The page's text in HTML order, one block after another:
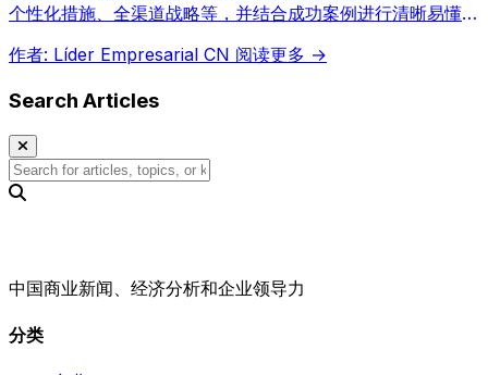
个性化措施、全渠道战略等，并结合成功案例进行清晰易懂的
作者: Líder Empresarial CN 阅读更多 →
Search Articles
中国商业新闻、经济分析和企业领导力
分类